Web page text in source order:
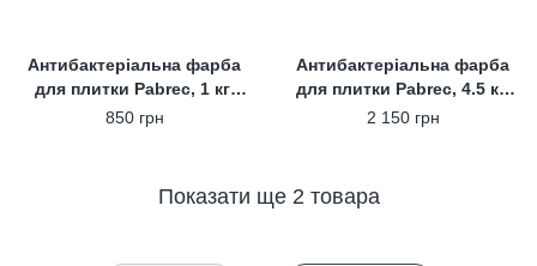
Антибактеріальна фарба
для плитки Pabrec, 1 кг,
коричневий
850 грн
Антибактеріальна фарба
для плитки Pabrec, 4.5 кг,
коричневий
2 150 грн
Показати ще 2 товара